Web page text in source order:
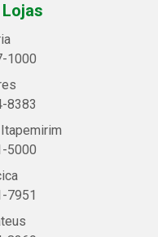
1000
8383
5000
7951